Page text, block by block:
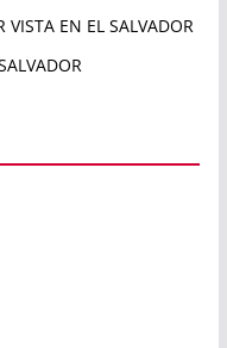
VISTA EN EL SALVADOR